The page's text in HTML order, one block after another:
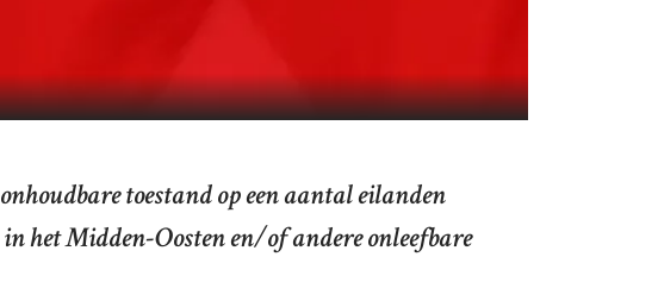
toestand op een aantal eilanden
het Midden-Oosten en/of andere onleefbare